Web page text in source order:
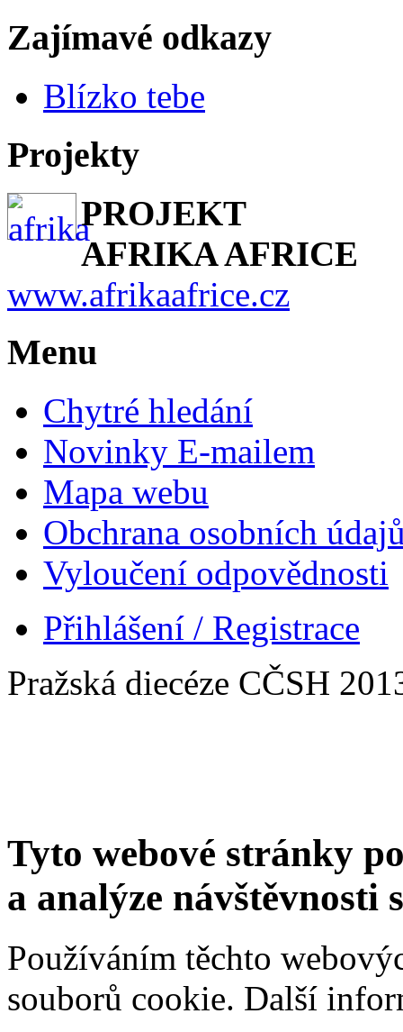
Zajímavé odkazy
Blízko tebe
Projekty
PROJEKT
AFRIKA AFRICE
www.afrikaafrice.cz
Menu
Chytré hledání
Novinky E-mailem
Mapa webu
Obchrana osobních
Vyloučení odpovědnosti
Přihlášení / Registrace
Pražská diecéze CČSH
Tyto webové stránky
a analýze návštěvnosti
Používáním těchto
souborů cookie. Další